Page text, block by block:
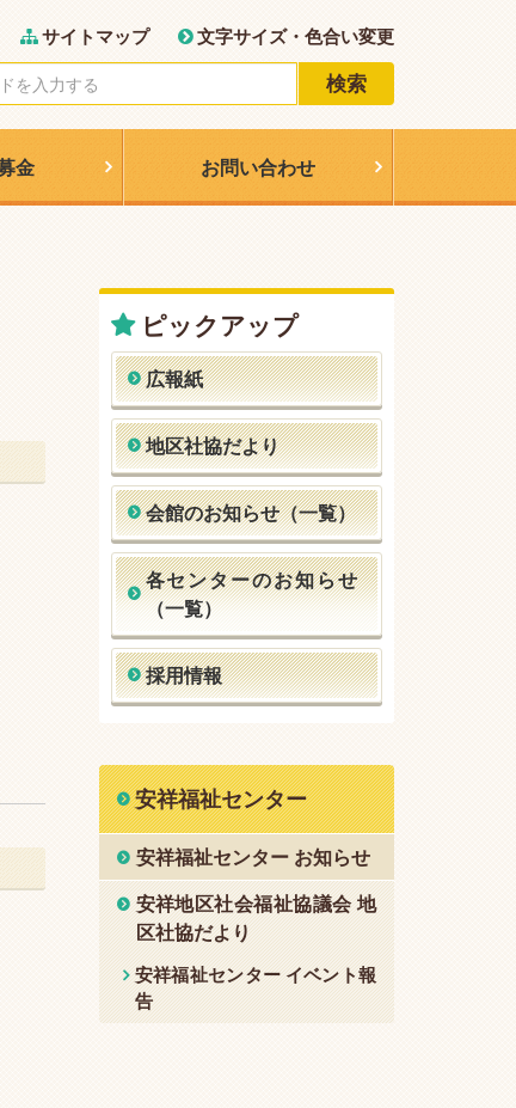
サイトマップ
文字サイズ・色合い変更
検索
金 お問い合わせ
ピックアップ
広報紙
地区社協だより
会館のお知らせ（一覧）
各センターのお知らせ
（一覧）
採用情報
安祥福祉センター
安祥福祉センター お知らせ
安祥地区社会福祉協議会 地
区社協だより
安祥福祉センター イベント報
告